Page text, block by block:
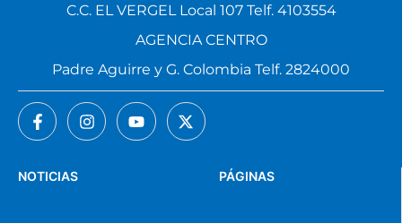
PÁGINAS
NOTICIAS
C.C. EL VERGEL Local 107 Telf. 4103554
AGENCIA CENTRO
Padre Aguirre y G. Colombia Telf. 2824000